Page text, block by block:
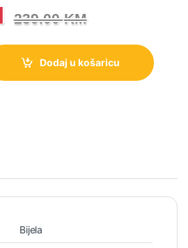
239.00KM
količina
Dodaj u košaricu
Bijela